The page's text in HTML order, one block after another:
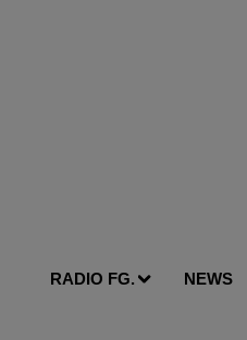
RADIO FG. NEWS